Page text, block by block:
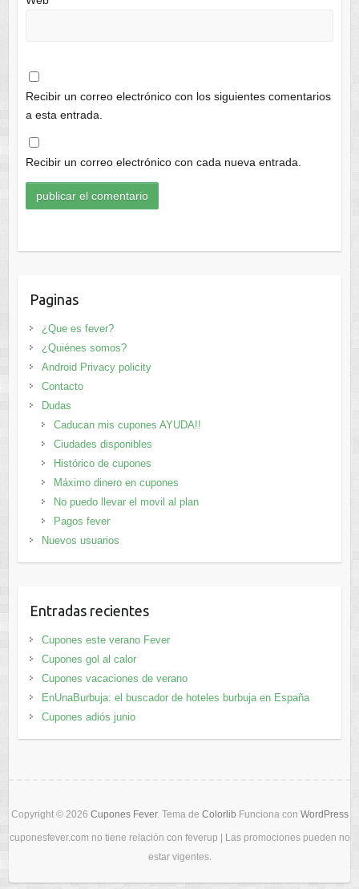
Recibir un correo electrónico con los siguientes comentarios
a esta entrada.
Recibir un correo electrónico con cada nueva entrada.
Paginas
¿Que es fever?
¿Quiénes somos?
Android Privacy policity
Contacto
Dudas
Caducan mis cupones AYUDA!!
Ciudades disponibles
Histórico de cupones
Máximo dinero en cupones
No puedo llevar el movil al plan
Pagos fever
Nuevos usuarios
Entradas recientes
Cupones este verano Fever
Cupones gol al calor
Cupones vacaciones de verano
EnUnaBurbuja: el buscador de hoteles burbuja en España
Cupones adiós junio
Copyright © 2026 Cupones Fever. Tema de Colorlib Funciona con WordPress
cuponesfever.com no tiene relación con feverup | Las promociones pueden no
estar vigentes.